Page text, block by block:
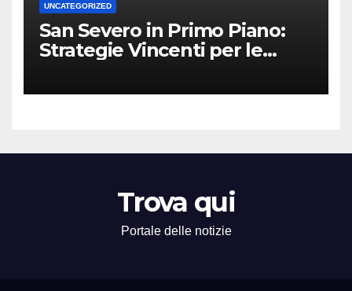
UNCATEGORIZED
San Severo in Primo Piano:
Strategie Vincenti per le
Territorio
Trova qui
Portale delle notizie